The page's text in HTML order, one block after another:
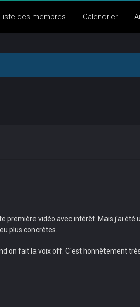
des membres Calendrier
vidéo avec intérêt. Mais j'ai
plus concrètes.
on fait la voix off. C'est honnêtement